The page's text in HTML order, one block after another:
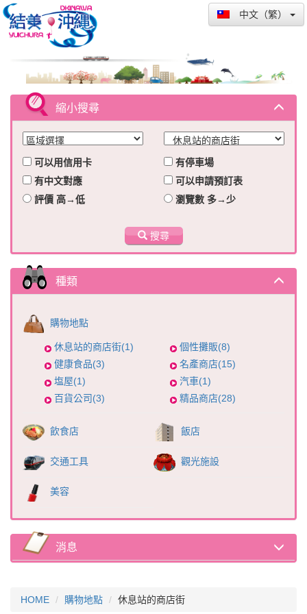
中文（繁）
縮小搜尋
可以用信用卡
有停車場
有中文對應
可以申請預訂表
評價 高→低
瀏覽數 多→少
搜尋
種類
購物地點
休息站的商店街(1)
個性攤販(8)
健康食品(3)
名產商店(15)
塩屋(1)
汽車(1)
百貨公司(3)
精品商店(28)
飲食店 飯店
交通工具 觀光施設
美容
消息
HOME 購物地點 休息站的商店街